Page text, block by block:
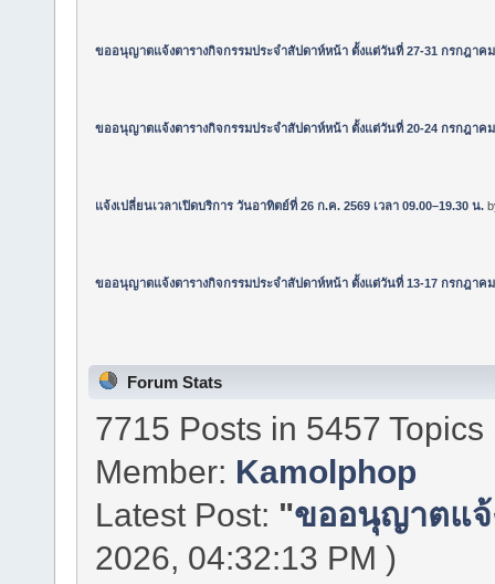
ขออนุญาตแจ้งตารางกิจกรรมประจำสัปดาห์หน้า ตั้งแต่วันที่ 27-31 กรกฎาค
ขออนุญาตแจ้งตารางกิจกรรมประจำสัปดาห์หน้า ตั้งแต่วันที่ 20-24 กรกฎาค
แจ้งเปลี่ยนเวลาเปิดบริการ วันอาทิตย์ที่ 26 ก.ค. 2569 เวลา 09.00–19.30 น.
ขออนุญาตแจ้งตารางกิจกรรมประจำสัปดาห์หน้า ตั้งแต่วันที่ 13-17 กรกฎาค
Forum Stats
7715 Posts in 5457
Member: Kamolphop
Latest Post: "ขออนุญาตแจ้
2026, 04:32:13 PM )